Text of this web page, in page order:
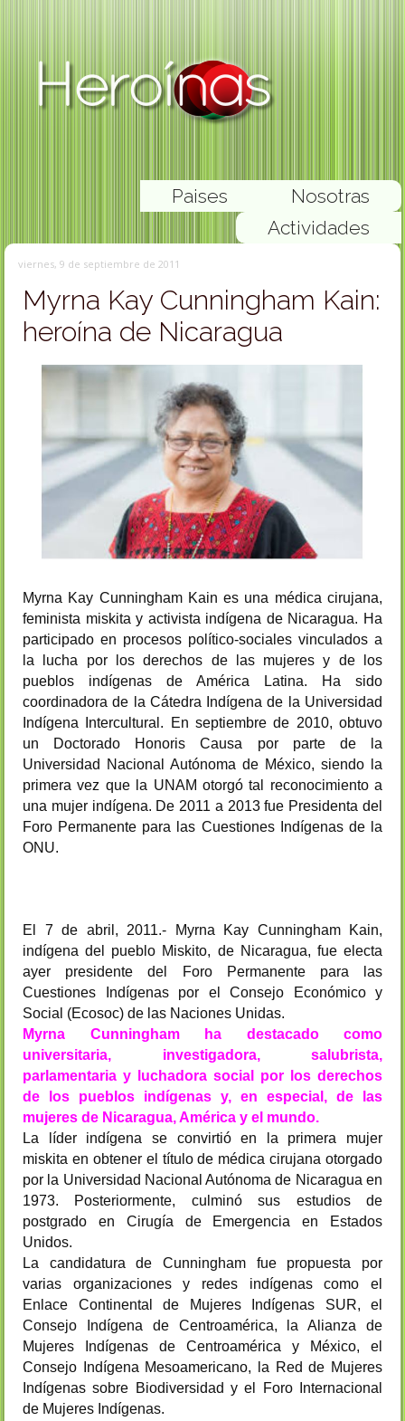
Nosotras
Paises
Actividades
viernes, 9 de septiembre de 2011
Myrna Kay Cunningham Kain:
heroína de Nicaragua
Myrna Kay Cunningham Kain es una médica cirujana,
feminista miskita y activista indígena de Nicaragua. Ha
participado en procesos político-sociales vinculados a
la lucha por los derechos de las mujeres y de los
pueblos indígenas de América Latina. Ha sido
coordinadora de la Cátedra Indígena de la Universidad
Indígena Intercultural. En septiembre de 2010, obtuvo
un Doctorado Honoris Causa por parte de la
Universidad Nacional Autónoma de México, siendo la
primera vez que la UNAM otorgó tal reconocimiento a
una mujer indígena. De 2011 a 2013 fue Presidenta del
Foro Permanente para las Cuestiones Indígenas de la
ONU.
El 7 de abril, 2011.- Myrna Kay Cunningham Kain,
indígena del pueblo Miskito, de Nicaragua, fue electa
ayer presidente del Foro Permanente para las
Cuestiones Indígenas por el Consejo Económico y
Social (Ecosoc) de las Naciones Unidas.
Myrna Cunningham ha destacado como
universitaria, investigadora, salubrista,
parlamentaria y luchadora social por los derechos
de los pueblos indígenas y, en especial, de las
mujeres de Nicaragua, América y el mundo.
La líder indígena se convirtió en la primera mujer
miskita en obtener el título de médica cirujana otorgado
por la Universidad Nacional Autónoma de Nicaragua en
1973. Posteriormente, culminó sus estudios de
postgrado en Cirugía de Emergencia en Estados
Unidos.
La candidatura de Cunningham fue propuesta por
varias organizaciones y redes indígenas como el
Enlace Continental de Mujeres Indígenas SUR, el
Consejo Indígena de Centroamérica, la Alianza de
Mujeres Indígenas de Centroamérica y México, el
Consejo Indígena Mesoamericano, la Red de Mujeres
Indígenas sobre Biodiversidad y el Foro Internacional
de Mujeres Indígenas.